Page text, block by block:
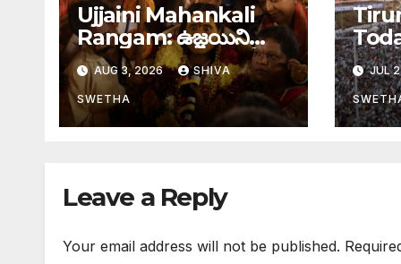
Ujjaini Mahankali
Rangam: ఉజ్జయిని
మహంకాళి ఆలయంలో
సంప్రదాయ రంగం
కార్యక్రమం
AUG 3, 2026 SHIVA
SWETHA
JUL
Leave a Reply
Your email address will not be published.